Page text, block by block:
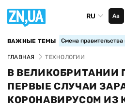
RU Аа
ВАЖНЫЕ ТЕМЫ Смена
ГЛАВНАЯ ТЕХНОЛОГИИ
В ВЕЛИКОБРИТАНИИ
ПЕРВЫЕ СЛУЧАИ
КОРОНАВИРУСОМ ИЗ